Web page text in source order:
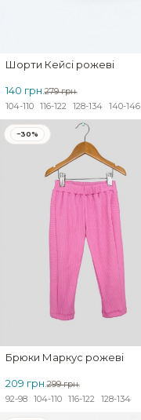
Шорти Кейсі рожеві
279 грн.
140 грн.
104-110 116-122 128-134 140-146
−30%
Брюки Маркус рожеві
299 грн.
209 грн.
92-98 104-110 116-122 128-134